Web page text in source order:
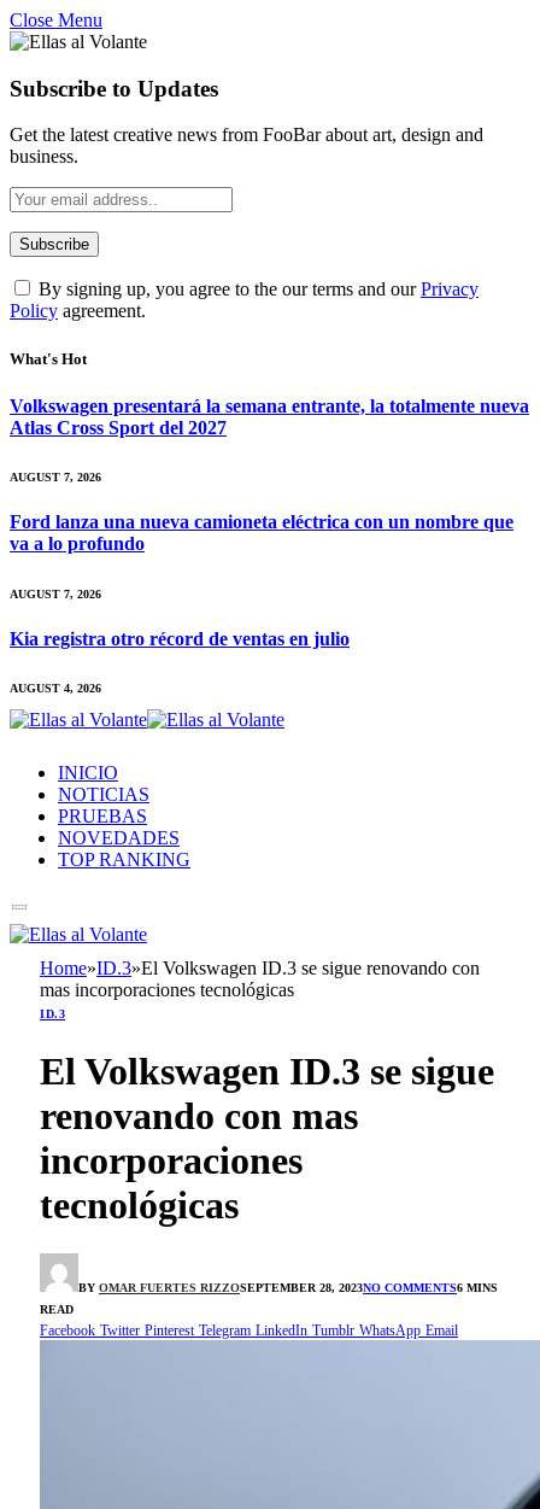
Close Menu
Subscribe to Updates
Get the latest creative news from FooBar about art, design and
business.
By signing up, you agree to the our terms and ourPrivacy
Policy agreement.
What's Hot
Volkswagen presentará la semana entrante, la totalmente nueva
Atlas Cross Sport del 2027
AUGUST 7, 2026
Ford lanza una nueva camioneta eléctrica con un nombre que
va a lo profundo
AUGUST 7, 2026
Kia registra otro récord de ventas en julio
AUGUST 4, 2026
INICIO
NOTICIAS
PRUEBAS
NOVEDADES
TOP RANKING
Home»ID.3»El Volkswagen ID.3 se sigue renovando con
mas incorporaciones tecnológicas
ID.3
El Volkswagen ID.3 se sigue
renovando con mas
incorporaciones
tecnológicas
BY OMAR FUERTES RIZZOSEPTEMBER 28, 2023NO COMMENTS6 MINS
READ
Facebook Twitter Pinterest Telegram LinkedIn Tumblr WhatsApp Email